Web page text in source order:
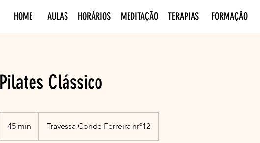
HOME AULAS HORÁRIOS MEDITAÇÃO TERAPIAS FORMAÇÃO
Pilates Clássico
45 min
5
Travessa Conde Ferreira nrº12